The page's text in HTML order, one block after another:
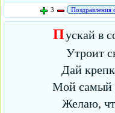
3
Пускай в
Утроит
Дай
Мой самый
Желаю,